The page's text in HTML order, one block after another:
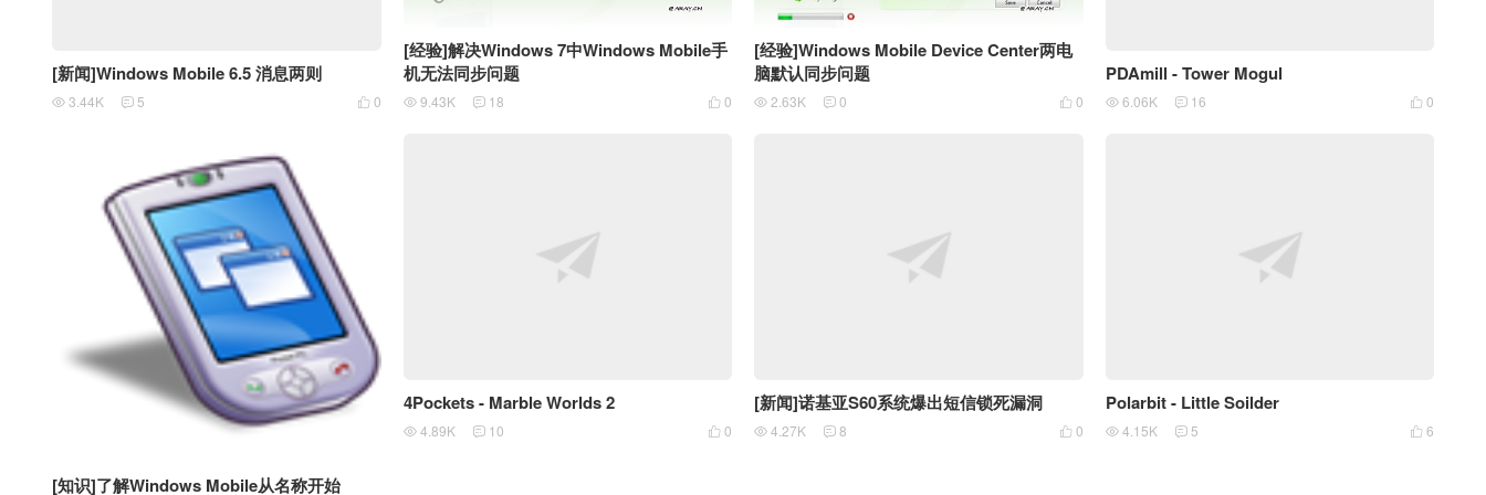
[新闻]Windows Mobile 6.5 消息两则
 0
 3.44K  5
[经验]解决Windows 7中Windows Mobile手
机无法同步问题
 0
 9.43K  18
[经验]Windows Mobile Device Center两电
脑默认同步问题
 0
 2.63K  0
PDAmill - Tower Mogul
 0
 6.06K  16
[知识]了解Windows Mobile从名称开始
4Pockets - Marble Worlds 2
 0
 4.89K  10
[新闻]诺基亚S60系统爆出短信锁死漏洞
 0
 4.27K  8
Polarbit - Little Soilder
 6
 4.15K  5